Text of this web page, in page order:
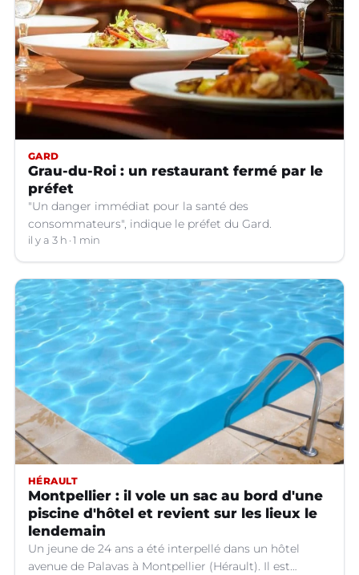
GARD
Grau-du-Roi : un restaurant fermé par le
préfet
"Un danger immédiat pour la santé des
consommateurs", indique le préfet du Gard.
il y a 3 h 1 min
HÉRAULT
Montpellier : il vole un sac au bord d'une
piscine d'hôtel et revient sur les lieux le
lendemain
Un jeune de 24 ans a été interpellé dans un hôtel
avenue de Palavas à Montpellier (Hérault). Il est